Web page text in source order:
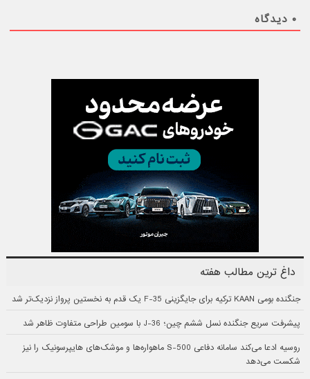
۰ دیدگاه
داغ ترین مطالب هفته
جنگنده بومی KAAN ترکیه برای جایگزینی F-35 یک قدم به نخستین پرواز نزدیک‌تر شد
پیشرفت سریع جنگنده نسل ششم چین؛ J-36 با سومین طراحی متفاوت ظاهر شد
روسیه ادعا می‌کند سامانه دفاعی S-500 ماهواره‌ها و موشک‌های هایپرسونیک را نیز
شکست می‌دهد